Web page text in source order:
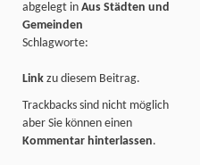
abgelegt in Aus Städten und
Gemeinden
Schlagworte:
Link zu diesem Beitrag.
Trackbacks sind nicht möglich
aber Sie können einen
Kommentar hinterlassen.